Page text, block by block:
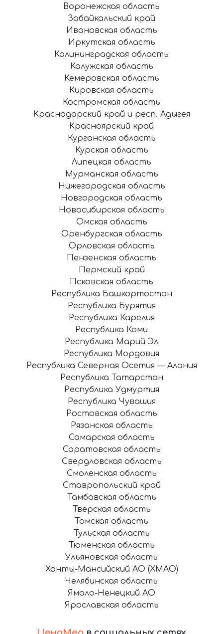
Воронежская область
Забайкальский край
Ивановская область
Иркутская область
Калининградская область
Калужская область
Кемеровская область
Кировская область
Костромская область
Краснодарский край и респ. Адыгея
Красноярский край
Курганская область
Курская область
Липецкая область
Мурманская область
Нижегородская область
Новгородская область
Новосибирская область
Омская область
Оренбургская область
Орловская область
Пензенская область
Пермский край
Псковская область
Республика Башкортостан
Республика Бурятия
Республика Карелия
Республика Коми
Республика Марий Эл
Республика Мордовия
Республика Северная Осетия — Алания
Республика Татарстан
Республика Удмуртия
Республика Чувашия
Ростовская область
Рязанская область
Самарская область
Саратовская область
Свердловская область
Смоленская область
Ставропольский край
Тамбовская область
Тверская область
Томская область
Тульская область
Тюменская область
Ульяновская область
Ханты-Мансийский АО (ХМАО)
Челябинская область
Ямало-Ненецкий АО
Ярославская область